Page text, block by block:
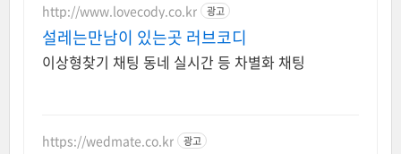
http://www.lovecody.co.kr 광고
설레는만남이 있는곳 러브코디
이상형찾기 채팅 동네 실시간 등 차별화 채팅
https://wedmate.co.kr 광고